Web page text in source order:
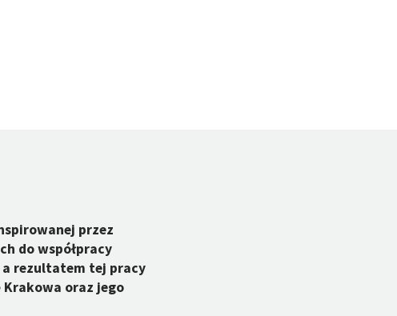
przez
do współpracy
a rezultatem tej pracy
oraz jego